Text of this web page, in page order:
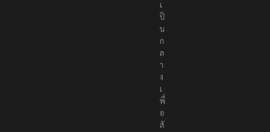
อ
ง
เ
ป็
น
ก
ล
า
ง
เ
พื่